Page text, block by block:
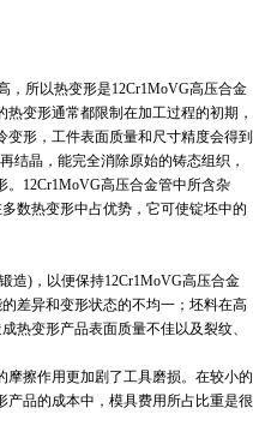
，所以热变形是12Cr1MoVG高压合金
变形通常都限制在加工过程的初期，
形，工件表面质量和尺寸精度会得到
结晶，能完全消除原始的铸态组织，
12Cr1MoVG高压合金管中所含杂
数热变形中占优势，它可使锭坯中的
造)，以便保持12Cr1MoVG高压合金
差异和变形状态的不均一；坯料在高
热变形产品表面质量不佳以及裂纹、
摩擦作用更加剧了工具磨损。在较小的
品的成本中，模具费用所占比重是很